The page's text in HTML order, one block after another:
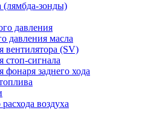
(лямбда-зонды)
давления
давления масла
вентилятора (SV)
стоп-сигнала
заднего хода
воздуха